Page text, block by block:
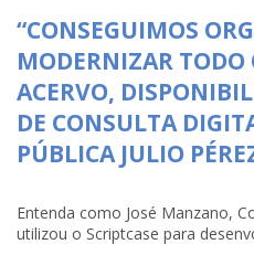
“CONSEGUIMOS
MODERNIZAR TODO
ACERVO,
DE CONSULTA
PÚBLICA JULIO
Entenda como José Manzano,
utilizou o Scriptcase para